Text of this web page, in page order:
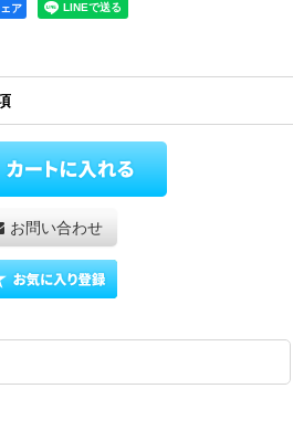
ア
お問い合わせ